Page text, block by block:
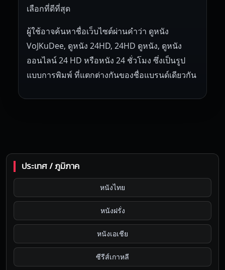
เลือกที่ดีที่สุด
ผู้ใช้อาจค้นหาชื่อเว็บไซต์ผ่านคำว่า ดูหนัง
VoJKuDee, ดูหนัง 24HD, 24HD ดูหนัง, ดูหนัง
ออนไลน์ 24 HD หรือหนัง 24 ชั่วโมง ซึ่งเป็นรูป
แบบการพิมพ์ ที่แตกต่างกันของชื่อแบรนด์เดียวกัน
ประเทศ / ภูมิภาค
หนังไทย
หนังฝรั่ง
หนังเอเชีย
ซีรีส์เกาหลี